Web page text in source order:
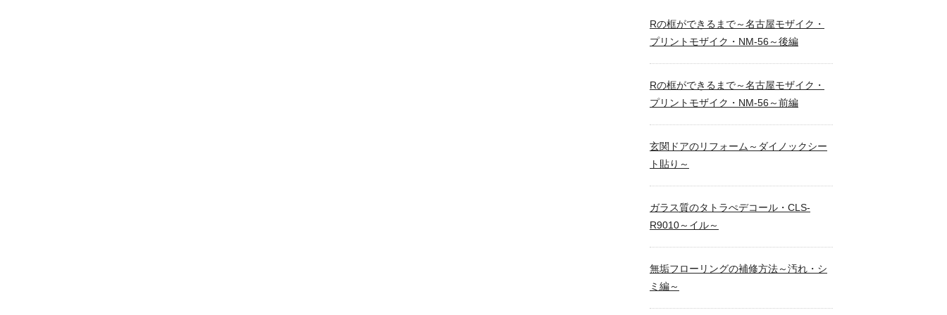
Rの框ができるまで～名古屋モザイク・
プリントモザイク・NM-56～後編
Rの框ができるまで～名古屋モザイク・
プリントモザイク・NM-56～前編
玄関ドアのリフォーム～ダイノックシー
ト貼り～
ガラス質のタトラぺデコール・CLS-
R9010～イル～
無垢フローリングの補修方法～汚れ・シ
ミ編～